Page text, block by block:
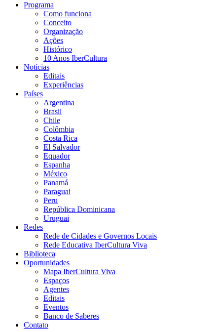
Programa
Como funciona
Conceito
Organização
Ações
Histórico
10 Anos IberCultura
Notícias
Editais
Experiências
Países
Argentina
Brasil
Chile
Colômbia
Costa Rica
El Salvador
Equador
Espanha
México
Panamá
Paraguai
Peru
República Dominicana
Uruguai
Redes
Rede de Cidades e Governos Locais
Rede Educativa IberCultura Viva
Biblioteca
Oportunidades
Mapa IberCultura Viva
Espaços
Agentes
Editais
Eventos
Banco de Saberes
Contato